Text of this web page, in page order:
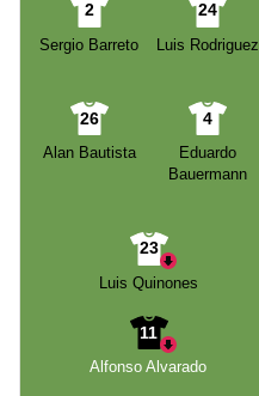
2
Sergio Barreto
24
Luis Rodriguez
26
Alan Bautista
4
Eduardo
Bauermann
23
Luis Quinones
11
Alfonso Alvarado